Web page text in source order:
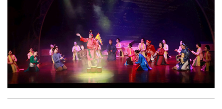
phát triển, thành sức mạnh mềm, thành động lực sáng tạo,
thành năng lực cạnh tranh của Thủ đô.